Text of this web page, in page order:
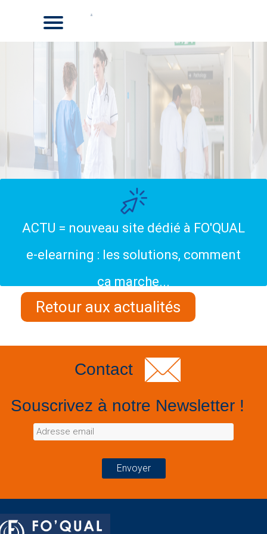
ACTU = nouveau site dédié à FO'QUAL
e-elearning : les solutions, comment
ça marche...
Retour aux actualités
Contact
Souscrivez à notre Newsletter !